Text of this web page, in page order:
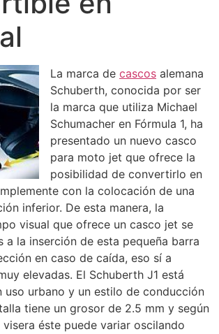
La marca de cascos alemana
Schuberth, conocida por ser
la marca que utiliza Michael
Schumacher en Fórmula 1, ha
presentado un nuevo casco
para moto jet que ofrece la
posibilidad de convertirlo en
con la colocación de una
inferior. De esta manera, la
visual que ofrece un casco jet se
a la inserción de esta pequeña barra
en caso de caída, eso sí a
elevadas. El Schuberth J1 está
uso urbano y un estilo de conducción
tiene un grosor de 2.5 mm y según
éste puede variar oscilando